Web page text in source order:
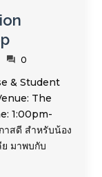
0
& Student
The
1:00pm-
สดี สำหรับน้อง
ย มาพบกับ